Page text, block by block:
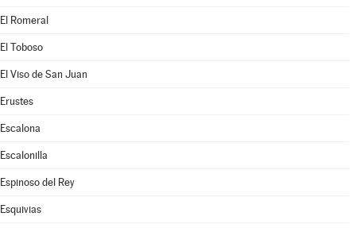
El Romeral
El Toboso
El Viso de San Juan
Erustes
Escalona
Escalonilla
Espinoso del Rey
Esquivias